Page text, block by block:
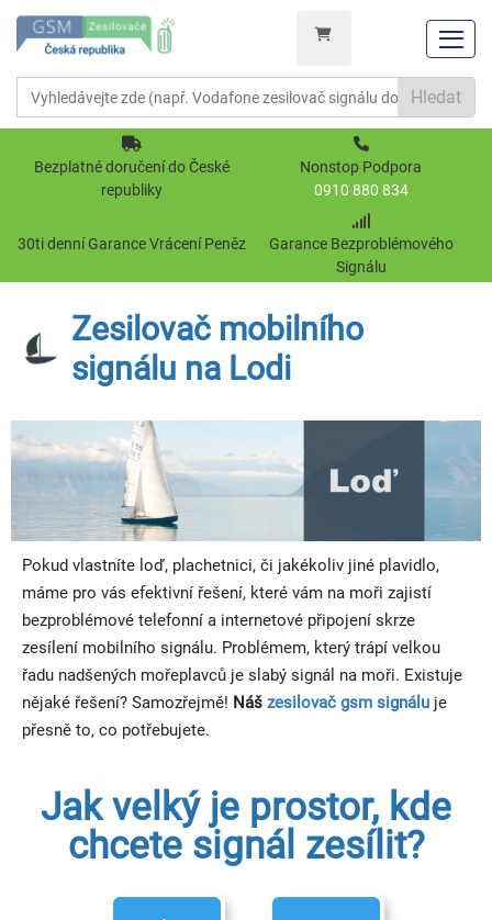
Hledat
Bezplatné doručení do České
republiky
Nonstop Podpora
0910 880 834
30ti denní Garance Vrácení Peněz
Garance Bezproblémového
Signálu
Zesilovač mobilního
signálu na Lodi
Pokud vlastníte loď, plachetnici, či jakékoliv jiné plavidlo,
máme pro vás efektivní řešení, které vám na moři zajistí
bezproblémové telefonní a internetové připojení skrze
zesílení mobilního signálu. Problémem, který trápí velkou
řadu nadšených mořeplavců je slabý signál na moři. Existuje
nějaké řešení? Samozřejmě! Náš zesilovač gsm signálu je
přesně to, co potřebujete.
Jak velký je prostor, kde
chcete signál zesílit?